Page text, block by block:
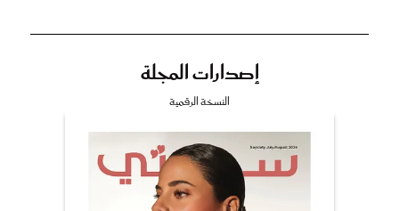
إصدارات المجلة
النسخة الرقمية